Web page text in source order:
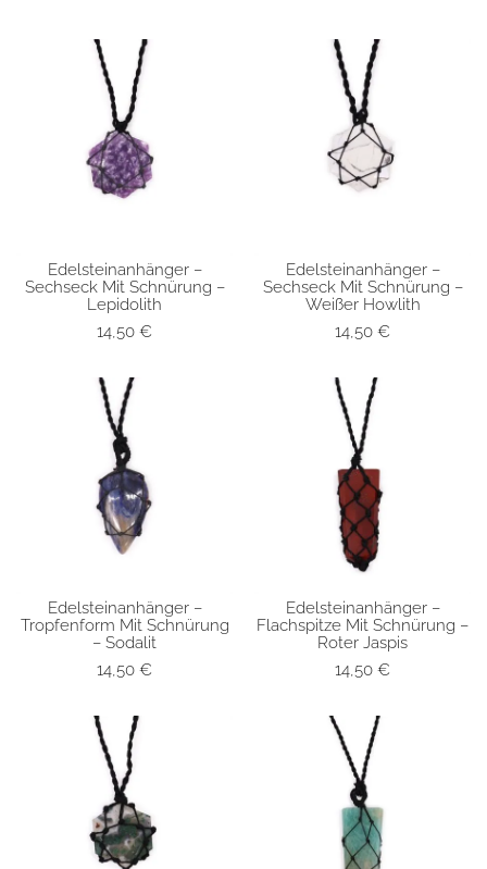
SCHNELLANSICHT
Edelsteinanhänger –
Sechseck Mit Schnürung –
Lepidolith
14,50 €
SCHNELLANSICHT
Edelsteinanhänger –
Sechseck Mit Schnürung –
Weißer Howlith
14,50 €
SCHNELLANSICHT
Edelsteinanhänger –
Tropfenform Mit Schnürung
– Sodalit
14,50 €
SCHNELLANSICHT
Edelsteinanhänger –
Flachspitze Mit Schnürung –
Roter Jaspis
14,50 €